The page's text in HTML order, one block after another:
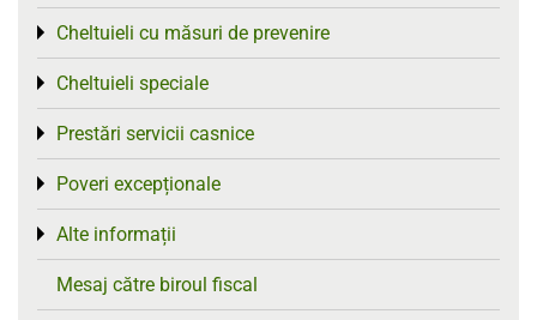
Cheltuieli cu măsuri de prevenire
Toggle menu
Cheltuieli speciale
Toggle menu
Prestări servicii casnice
Toggle menu
Poveri excepționale
Toggle menu
Alte informații
Toggle menu
Mesaj către biroul fiscal